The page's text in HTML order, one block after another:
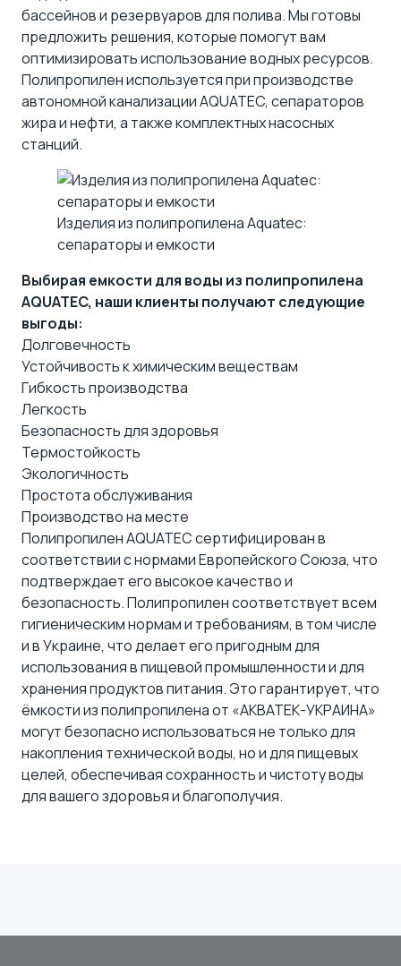
бассейнов и резервуаров для полива. Мы готовы
предложить решения, которые помогут вам
оптимизировать использование водных ресурсов.
Полипропилен используется при производстве
автономной канализации AQUATEC, сепараторов
жира и нефти, а такжекомплектных насосных
станций.
Изделия из полипропилена Aquatec:
сепараторы и емкости
Выбирая емкости для воды из полипропилена
AQUATEC, наши клиенты получают следующие
выгоды:
Долговечность
Устойчивость к химическим веществам
Гибкость производства
Легкость
Безопасность для здоровья
Термостойкость
Экологичность
Простота обслуживания
Производство на месте
Полипропилен AQUATEC сертифицированв
соответствии с нормами Европейского Союза, что
подтверждает его высокое качество и
безопасность. Полипропилен соответствует всем
гигиеническим нормам и требованиям, в том числе
и в Украине, что делает его пригодным для
использования в пищевой промышленности и для
хранения продуктов питания. Это гарантирует, что
ёмкости из полипропилена от «АКВАТЕК-УКРАИНА»
могут безопасно использоваться не только для
накопления технической воды, но и для пищевых
целей, обеспечивая сохранность и чистоту воды
для вашего здоровья и благополучия.